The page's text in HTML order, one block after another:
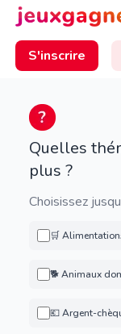
S'inscrire
Quelles
plus ?
Choisissez
🛒
🐕 Animaux
💶 Argent-